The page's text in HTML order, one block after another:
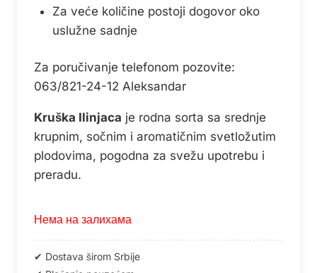
Za veće količine postoji dogovor oko
uslužne sadnje
Za poručivanje telefonom pozovite:
063/821-24-12 Aleksandar
Kruška Ilinjaca je rodna sorta sa srednje
krupnim, sočnim i aromatičnim svetložutim
plodovima, pogodna za svežu upotrebu i
preradu.
Нема на залихама